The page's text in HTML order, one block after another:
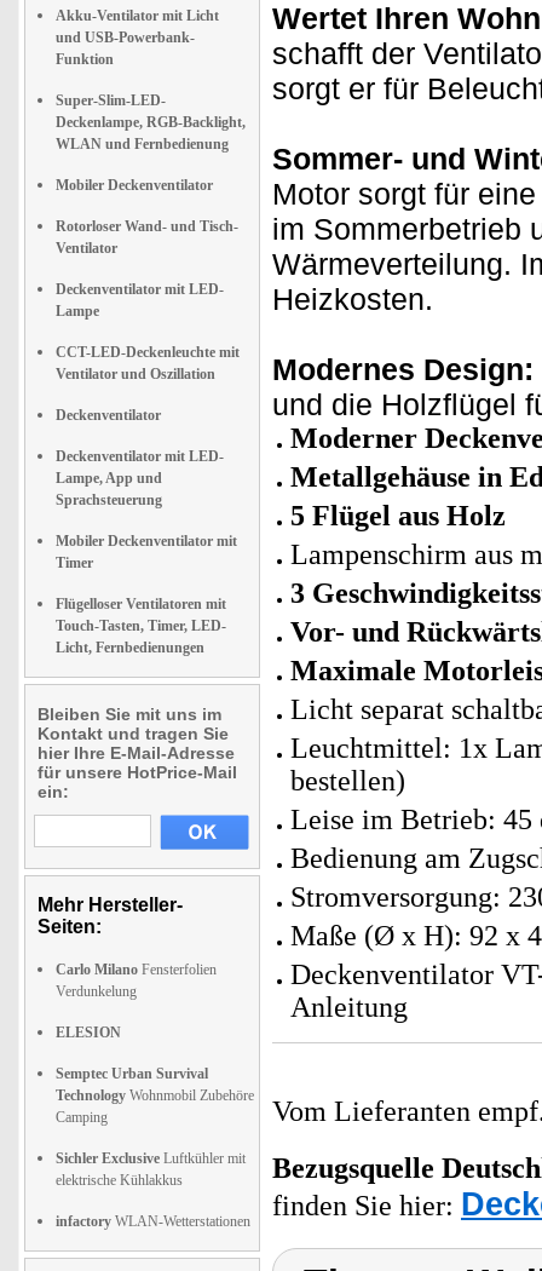
Akku-Ventilator mit Licht
und USB-Powerbank-
Funktion
Super-Slim-LED-
Deckenlampe, RGB-Backlight,
WLAN und Fernbedienung
Mobiler Deckenventilator
Rotorloser Wand- und Tisch-
Ventilator
Deckenventilator mit LED-
Lampe
CCT-LED-Deckenleuchte mit
Ventilator und Oszillation
Deckenventilator
Deckenventilator mit LED-
Lampe, App und
Sprachsteuerung
Mobiler Deckenventilator mit
Timer
Flügelloser Ventilatoren mit
Touch-Tasten, Timer, LED-
Licht, Fernbedienungen
Bleiben Sie mit uns im
Kontakt und tragen Sie
hier Ihre E-Mail-Adresse
für unsere HotPrice-Mail
ein:
Mehr Hersteller-
Seiten:
Carlo Milano Fensterfolien
Verdunkelung
ELESION
Semptec Urban Survival
Technology Wohnmobil Zubehöre
Camping
Sichler Exclusive Luftkühler mit
elektrische Kühlakkus
infactory WLAN-Wetterstationen
Wertet Ihren
schafft der
sorgt er für
Sommer- und
Motor sorgt für
im Sommerbetrieb
Wärmeverteilung.
Heizkosten.
Modernes Design:
und die Holzflügel
Moderner
Metallgehäuse in
5 Flügel aus Holz
Lampenschirm aus
3
Vor- und
Maximale
Licht separat
Leuchtmittel: 1x
bestellen)
Leise im Betrieb: 45
Bedienung am
Stromversorgung:
Maße (Ø x H): 92 x
Deckenventilator
Anleitung
Vom Lieferanten
Bezugsquelle
finden Sie hier: